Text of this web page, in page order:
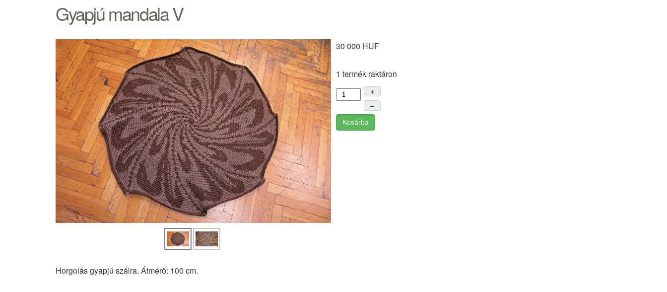
Gyapjú mandala V
30 000 HUF
1 termék raktáron
+
–
Kosárba
Horgolás gyapjú szálra. Átmérő: 100 cm.